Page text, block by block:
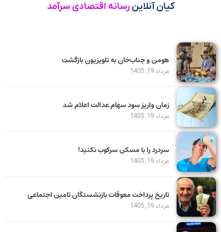
کیان آنلاین رسانه اقتصادی سرآمد
هومن و جناب‌خان به تلویزیون بازگشت
مرداد 19, 1405
زمان واریز سود سهام عدالت اعلام شد
مرداد 19, 1405
سردرد را با مسکن سرکوب نکنید!
مرداد 19, 1405
تاریخ پرداخت معوقات بازنشستگان تامین اجتماعی
مرداد 19, 1405